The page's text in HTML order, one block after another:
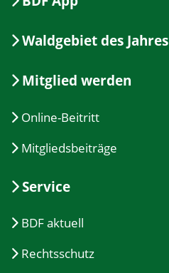
Waldgebiet des Jahres
Mitglied werden
Online-Beitritt
Mitgliedsbeiträge
Service
BDF aktuell
Rechtsschutz